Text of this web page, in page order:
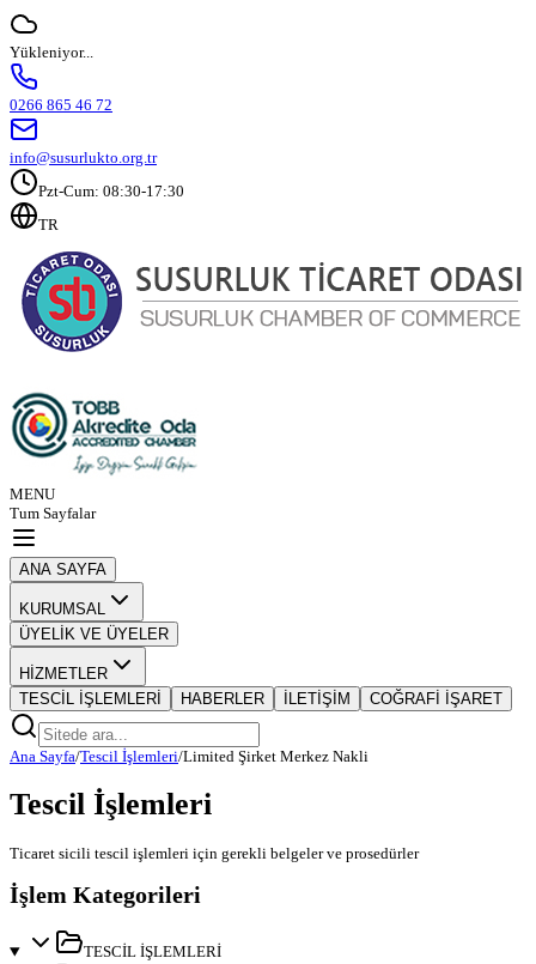
Yükleniyor...
0266 865 46 72
info@susurlukto.org.tr
Pzt-Cum: 08:30-17:30
TR
MENU
Tum Sayfalar
ANA SAYFA
KURUMSAL
ÜYELİK VE ÜYELER
HİZMETLER
TESCİL İŞLEMLERİ
HABERLER İLETİŞİM COĞRAFİ İŞARET
Ana Sayfa/Tescil İşlemleri/Limited Şirket Merkez Nakli
Tescil İşlemleri
Ticaret sicili tescil işlemleri için gerekli belgeler ve prosedürler
İşlem Kategorileri
TESCİL İŞLEMLERİ